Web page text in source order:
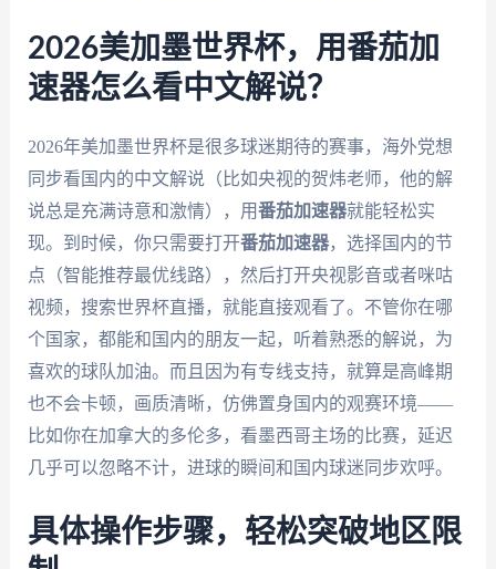
2026美加墨世界杯，用番茄加
速器怎么看中文解说？
2026年美加墨世界杯是很多球迷期待的赛事，海外党想
同步看国内的中文解说（比如央视的贺炜老师，他的解
说总是充满诗意和激情），用番茄加速器就能轻松实
现。到时候，你只需要打开番茄加速器，选择国内的节
点（智能推荐最优线路），然后打开央视影音或者咪咕
视频，搜索世界杯直播，就能直接观看了。不管你在哪
个国家，都能和国内的朋友一起，听着熟悉的解说，为
喜欢的球队加油。而且因为有专线支持，就算是高峰期
也不会卡顿，画质清晰，仿佛置身国内的观赛环境——
比如你在加拿大的多伦多，看墨西哥主场的比赛，延迟
几乎可以忽略不计，进球的瞬间和国内球迷同步欢呼。
具体操作步骤，轻松突破地区限